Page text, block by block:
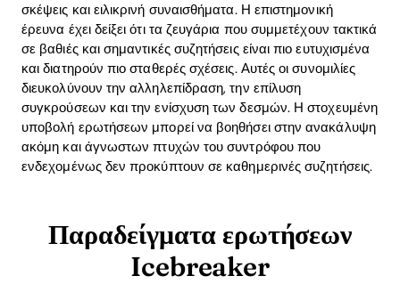
σκέψεις και ειλικρινή συναισθήματα. Η επιστημονική
έρευνα έχει δείξει ότι τα ζευγάρια που συμμετέχουν τακτικά
σε βαθιές και σημαντικές συζητήσεις είναι πιο ευτυχισμένα
και διατηρούν πιο σταθερές σχέσεις. Αυτές οι συνομιλίες
διευκολύνουν την αλληλεπίδραση, την επίλυση
συγκρούσεων και την ενίσχυση των δεσμών. Η στοχευμένη
υποβολή ερωτήσεων μπορεί να βοηθήσει στην ανακάλυψη
ακόμη και άγνωστων πτυχών του συντρόφου που
ενδεχομένως δεν προκύπτουν σε καθημερινές συζητήσεις.
Παραδείγματα ερωτήσεων
Icebreaker